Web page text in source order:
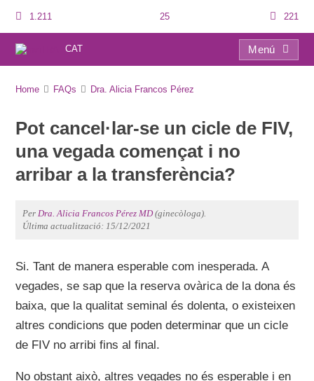
1.211 25 221
CAT
Menú
Home FAQs Dra. Alicia Francos Pérez
Pot cancel·lar-se un cicle de FIV,
una vegada començat i no
arribar a la transferència?
PerDra. Alicia Francos Pérez MD(ginecòloga).
Última actualització: 15/12/2021
Si. Tant de manera esperable com inesperada. A
vegades, se sap que la reserva ovàrica de la dona és
baixa, que la qualitat seminal és dolenta, o existeixen
altres condicions que poden determinar que un cicle
de FIV no arribi fins al final.
No obstant això, altres vegades no és esperable i en